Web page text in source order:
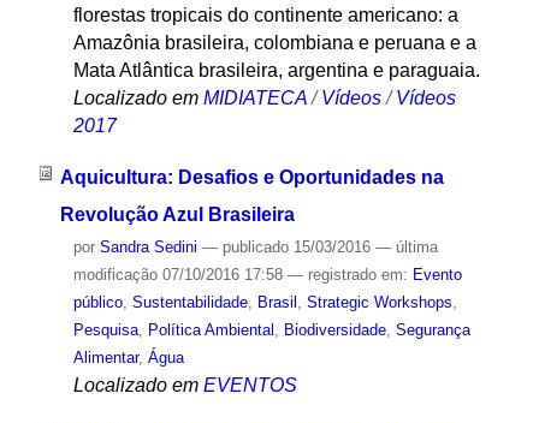
florestas tropicais do continente americano: a
Amazônia brasileira, colombiana e peruana e a
Mata Atlântica brasileira, argentina e paraguaia.
Localizado em MIDIATECA /Vídeos /Vídeos
2017
Aquicultura: Desafios e Oportunidades na
Revolução Azul Brasileira
por Sandra Sedini — publicado15/03/2016 — última
modificação07/10/2016 17:58 — registrado em: Evento
público, Sustentabilidade, Brasil Strategic Workshops
Pesquisa, Política Ambiental Biodiversidade, Segurança
Alimentar, Água
Localizado em EVENTOS